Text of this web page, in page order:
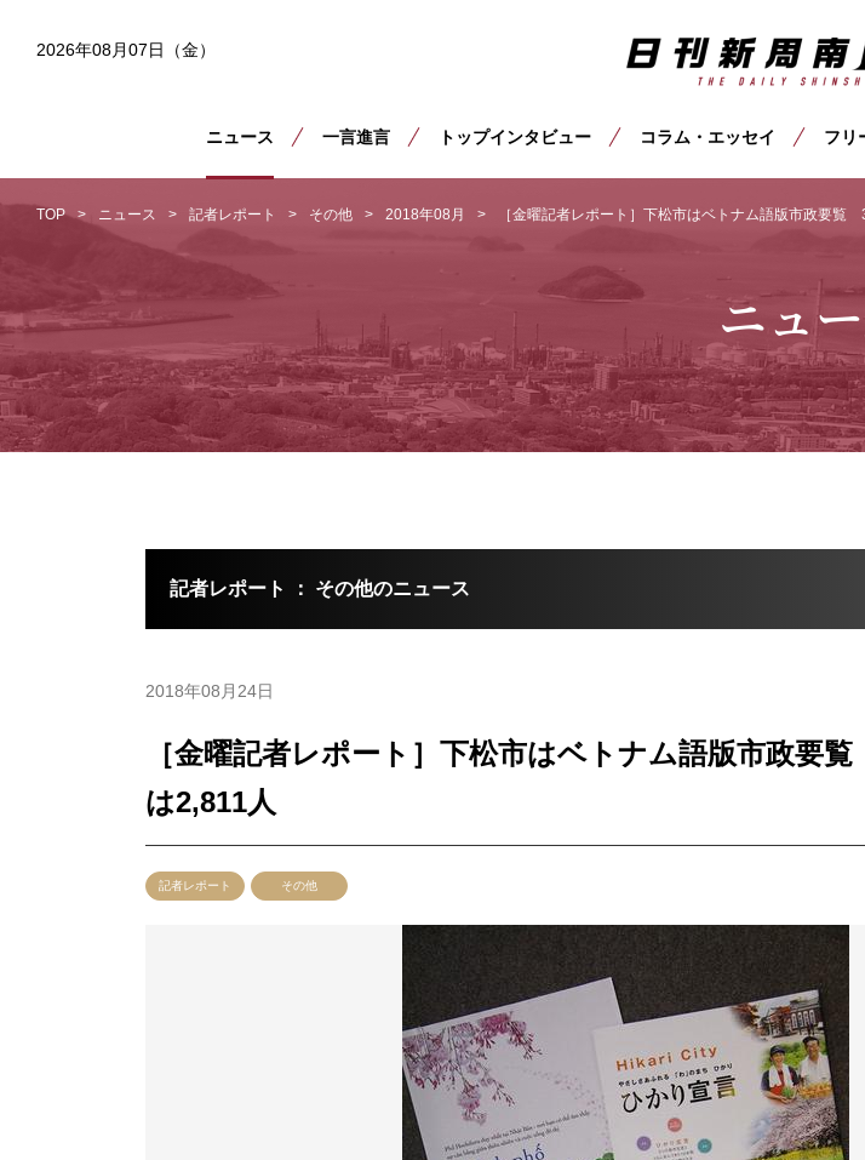
2026年08月07日（金）
ニュース 一言進言 トップインタビュー コラム・エッセイ フリ
TOP ニュース 記者レポート その他 2018年08月 ［金曜記者レポート］下松市はベトナム語版市政要覧
ニュ
記者レポート ： その他のニュース
2018年08月24日
［金曜記者レポート］下松市はベトナム語版市政要
は2,811人
記者レポート その他